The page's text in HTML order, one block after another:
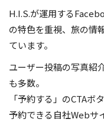
H.I.S.が運用する
の特色を重視、旅の情
ています。
ユーザー投稿の写真紹
も多数。
「予約する」のCTAボ
予約できる自社Webサ